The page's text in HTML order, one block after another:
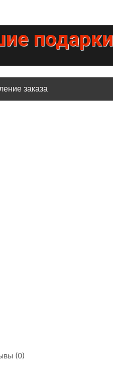
заказа
(0)